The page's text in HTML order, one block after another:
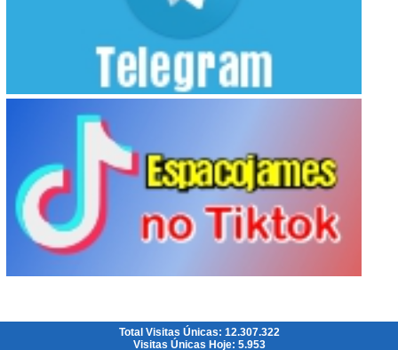
Total Visitas Únicas: 12.307.322
Visitas Únicas Hoje: 5.953